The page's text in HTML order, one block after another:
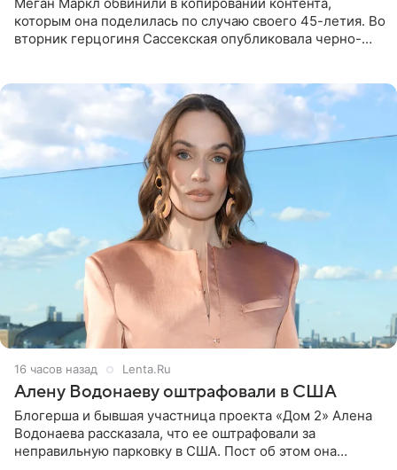
которым она поделилась по случаю своего 45-летия. Во
вторник герцогиня Сассекская опубликовала черно-
16 часов назад Lenta.Ru
Алену Водонаеву оштрафовали в США
Блогерша и бывшая участница проекта «Дом 2» Алена
Водонаева рассказала, что ее оштрафовали за
неправильную парковку в США. Пост об этом она